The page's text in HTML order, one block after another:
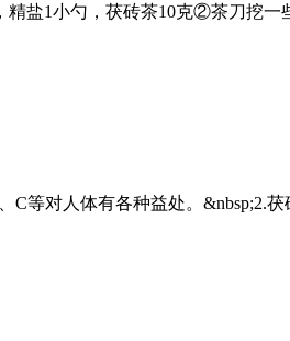
盐1小勺，茯砖茶10克②茶刀挖
C等对人体有各种益处。